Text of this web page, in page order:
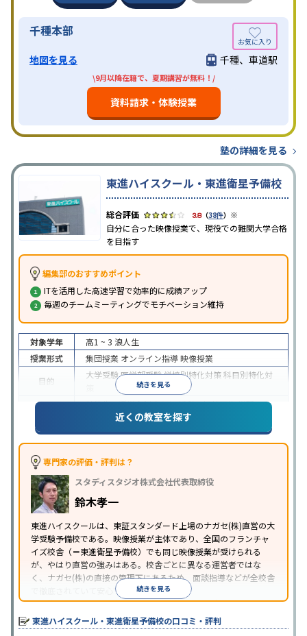
千種本部
地図を見る 千種、車道駅
\9月以降在籍で、夏期講習が無料！/
資料請求・体験授業
塾の詳細を見る
東進ハイスクール・東進衛星予備校
3.8（38件） ※
自分に合った映像授業で、現役での難関大学合格
を目指す
編集部のおすすめポイント
ITを活用した高速学習で効率的に成績アップ
毎週のチームミーティングでモチベーション維持
続きを見る
対象学年 高1 ~ 3 浪人生
授業形式
集団授業 オンライン指導映像授業
目的
大学受験医学部受験学校別特化対策科目別特化対
特待生・奨学金制度あり授業の振替可能学習に
PC・タブレットを利用1科目から受講可能
習のみの受講可
※2024年6月調査。大学受験塾・予備校のアンケート調査方法を参照
近くの教室を探す
専門家の評価・評判は？
スタディスタジオ株式会社代表取締役
鈴木孝一
東進ハイスクールは、東証スタンダード上場のナガセ(株)直営の大
学受験予備校である。映像授業が主体であり、全国のフランチャ
イズ校舎（＝東進衛星予備校）でも同じ映像授業が受けられる
が、やはり直営の強みはある。校舎ごとに異なる運営者ではな
く、ナガセ(株)の直接の管理下にあるため、面談指導などが全校舎
で徹底されていて安心できる。
東進衛星予備校は、運営会社により指導方針や校舎のルールが異
なる。体験授業では、授業のみで判断するのではなく、担当者や
校舎雰囲気、校舎での合格実績などを確認すると良いだろう。
続きを見る
東進ハイスクール・東進衛星予備校の口コミ・評判